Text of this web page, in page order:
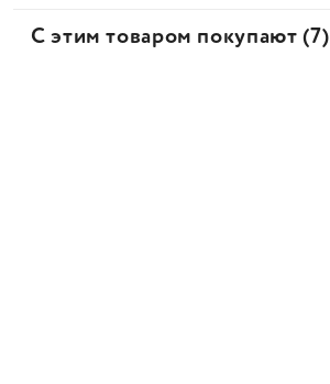
С этим товаром покупают (7)